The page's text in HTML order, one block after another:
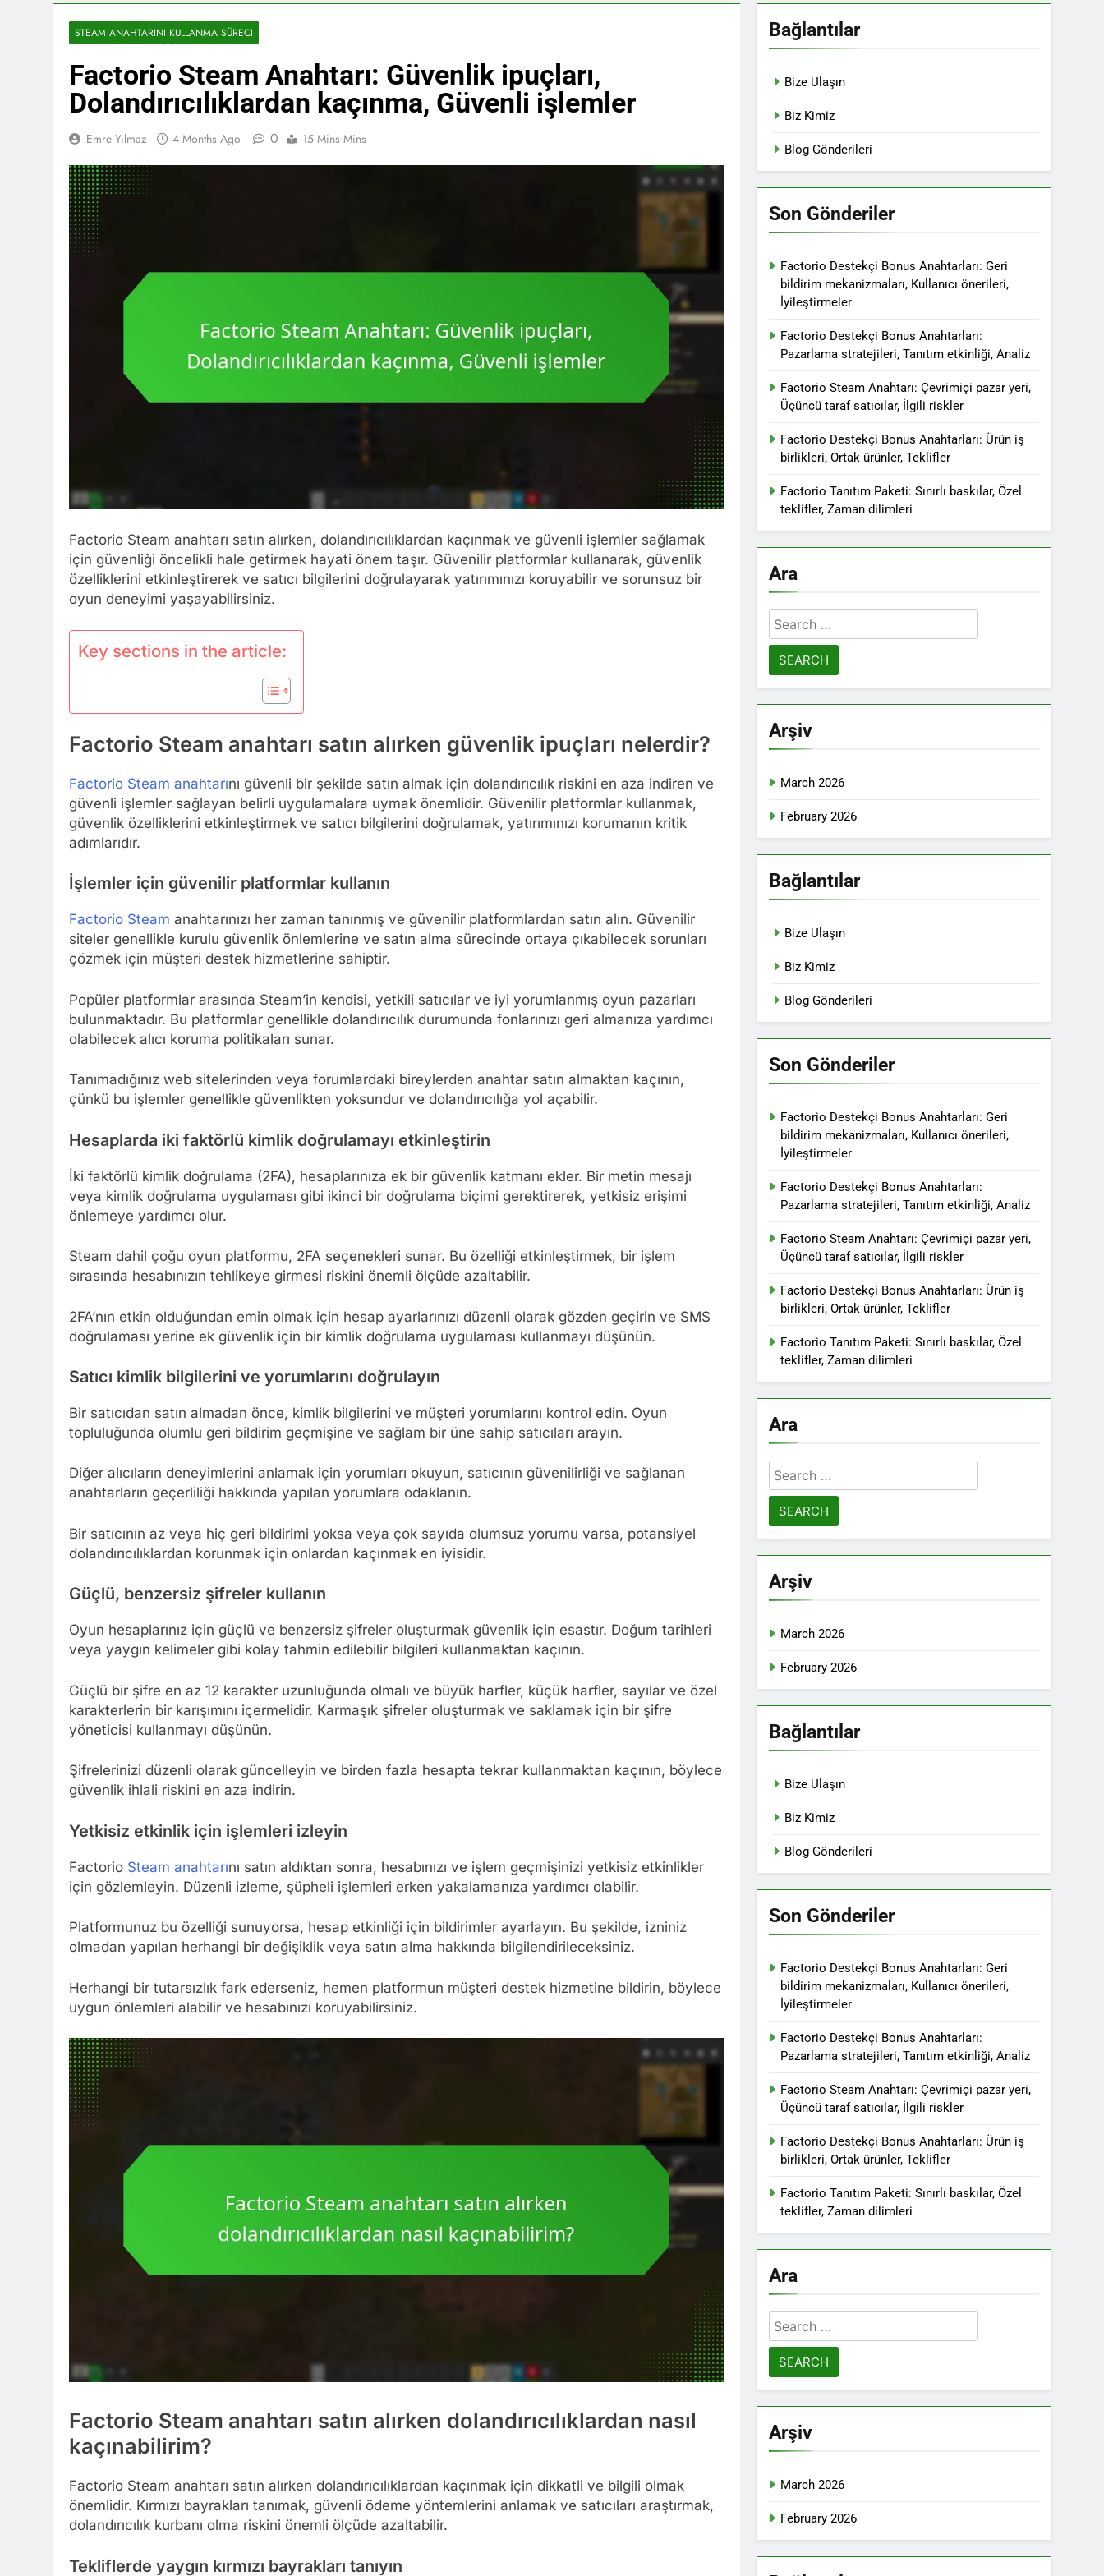
STEAM ANAHTARINI KULLANMA SÜRECI
Factorio Steam Anahtarı: Güvenlik ipuçları,
Dolandırıcılıklardan kaçınma, Güvenli işlemler
Emre Yılmaz 4 Months Ago 0 15 Mins Mins
Factorio Steam anahtarı satın alırken, dolandırıcılıklardan kaçınmak ve güvenli işlemler sağlamak
için güvenliği öncelikli hale getirmek hayati önem taşır. Güvenilir platformlar kullanarak, güvenlik
özelliklerini etkinleştirerek ve satıcı bilgilerini doğrulayarak yatırımınızı koruyabilir ve sorunsuz bir
oyun deneyimi yaşayabilirsiniz.
Key sections in the article:
Factorio Steam anahtarı satın alırken güvenlik ipuçları nelerdir?
Factorio Steam anahtarını güvenli bir şekilde satın almak için dolandırıcılık riskini en aza indiren ve
güvenli işlemler sağlayan belirli uygulamalara uymak önemlidir. Güvenilir platformlar kullanmak,
güvenlik özelliklerini etkinleştirmek ve satıcı bilgilerini doğrulamak, yatırımınızı korumanın kritik
adımlarıdır.
İşlemler için güvenilir platformlar kullanın
Factorio Steam anahtarınızı her zaman tanınmış ve güvenilir platformlardan satın alın. Güvenilir
siteler genellikle kurulu güvenlik önlemlerine ve satın alma sürecinde ortaya çıkabilecek sorunları
çözmek için müşteri destek hizmetlerine sahiptir.
Popüler platformlar arasında Steam’in kendisi, yetkili satıcılar ve iyi yorumlanmış oyun pazarları
bulunmaktadır. Bu platformlar genellikle dolandırıcılık durumunda fonlarınızı geri almanıza yardımcı
olabilecek alıcı koruma politikaları sunar.
Tanımadığınız web sitelerinden veya forumlardaki bireylerden anahtar satın almaktan kaçının,
çünkü bu işlemler genellikle güvenlikten yoksundur ve dolandırıcılığa yol açabilir.
Hesaplarda iki faktörlü kimlik doğrulamayı etkinleştirin
İki faktörlü kimlik doğrulama (2FA), hesaplarınıza ek bir güvenlik katmanı ekler. Bir metin mesajı
veya kimlik doğrulama uygulaması gibi ikinci bir doğrulama biçimi gerektirerek, yetkisiz erişimi
önlemeye yardımcı olur.
Steam dahil çoğu oyun platformu, 2FA seçenekleri sunar. Bu özelliği etkinleştirmek, bir işlem
sırasında hesabınızın tehlikeye girmesi riskini önemli ölçüde azaltabilir.
2FA’nın etkin olduğundan emin olmak için hesap ayarlarınızı düzenli olarak gözden geçirin ve SMS
doğrulaması yerine ek güvenlik için bir kimlik doğrulama uygulaması kullanmayı düşünün.
Satıcı kimlik bilgilerini ve yorumlarını doğrulayın
Bir satıcıdan satın almadan önce, kimlik bilgilerini ve müşteri yorumlarını kontrol edin. Oyun
topluluğunda olumlu geri bildirim geçmişine ve sağlam bir üne sahip satıcıları arayın.
Diğer alıcıların deneyimlerini anlamak için yorumları okuyun, satıcının güvenilirliği ve sağlanan
anahtarların geçerliliği hakkında yapılan yorumlara odaklanın.
Bir satıcının az veya hiç geri bildirimi yoksa veya çok sayıda olumsuz yorumu varsa, potansiyel
dolandırıcılıklardan korunmak için onlardan kaçınmak en iyisidir.
Güçlü, benzersiz şifreler kullanın
Oyun hesaplarınız için güçlü ve benzersiz şifreler oluşturmak güvenlik için esastır. Doğum tarihleri
veya yaygın kelimeler gibi kolay tahmin edilebilir bilgileri kullanmaktan kaçının.
Güçlü bir şifre en az 12 karakter uzunluğunda olmalı ve büyük harfler, küçük harfler, sayılar ve özel
karakterlerin bir karışımını içermelidir. Karmaşık şifreler oluşturmak ve saklamak için bir şifre
yöneticisi kullanmayı düşünün.
Şifrelerinizi düzenli olarak güncelleyin ve birden fazla hesapta tekrar kullanmaktan kaçının, böylece
güvenlik ihlali riskini en aza indirin.
Yetkisiz etkinlik için işlemleri izleyin
Factorio Steam anahtarını satın aldıktan sonra, hesabınızı ve işlem geçmişinizi yetkisiz etkinlikler
için gözlemleyin. Düzenli izleme, şüpheli işlemleri erken yakalamanıza yardımcı olabilir.
Platformunuz bu özelliği sunuyorsa, hesap etkinliği için bildirimler ayarlayın. Bu şekilde, izniniz
olmadan yapılan herhangi bir değişiklik veya satın alma hakkında bilgilendirileceksiniz.
Herhangi bir tutarsızlık fark ederseniz, hemen platformun müşteri destek hizmetine bildirin, böylece
uygun önlemleri alabilir ve hesabınızı koruyabilirsiniz.
Factorio Steam anahtarı satın alırken dolandırıcılıklardan nasıl
kaçınabilirim?
Factorio Steam anahtarı satın alırken dolandırıcılıklardan kaçınmak için dikkatli ve bilgili olmak
önemlidir. Kırmızı bayrakları tanımak, güvenli ödeme yöntemlerini anlamak ve satıcıları araştırmak,
dolandırıcılık kurbanı olma riskini önemli ölçüde azaltabilir.
Tekliflerde yaygın kırmızı bayrakları tanıyın
Bağlantılar
Bize Ulaşın
Biz Kimiz
Blog Gönderileri
Son Gönderiler
Factorio Destekçi Bonus Anahtarları: Geri
bildirim mekanizmaları, Kullanıcı önerileri,
İyileştirmeler
Factorio Destekçi Bonus Anahtarları:
Pazarlama stratejileri, Tanıtım etkinliği, Analiz
Factorio Steam Anahtarı: Çevrimiçi pazar yeri,
Üçüncü taraf satıcılar, İlgili riskler
Factorio Destekçi Bonus Anahtarları: Ürün iş
birlikleri, Ortak ürünler, Teklifler
Factorio Tanıtım Paketi: Sınırlı baskılar, Özel
teklifler, Zaman dilimleri
Ara
Search
for:
Arşiv
March 2026
February 2026
Bağlantılar
Bize Ulaşın
Biz Kimiz
Blog Gönderileri
Son Gönderiler
Factorio Destekçi Bonus Anahtarları: Geri
bildirim mekanizmaları, Kullanıcı önerileri,
İyileştirmeler
Factorio Destekçi Bonus Anahtarları:
Pazarlama stratejileri, Tanıtım etkinliği, Analiz
Factorio Steam Anahtarı: Çevrimiçi pazar yeri,
Üçüncü taraf satıcılar, İlgili riskler
Factorio Destekçi Bonus Anahtarları: Ürün iş
birlikleri, Ortak ürünler, Teklifler
Factorio Tanıtım Paketi: Sınırlı baskılar, Özel
teklifler, Zaman dilimleri
Ara
Search
for:
Arşiv
March 2026
February 2026
Bağlantılar
Bize Ulaşın
Biz Kimiz
Blog Gönderileri
Son Gönderiler
Factorio Destekçi Bonus Anahtarları: Geri
bildirim mekanizmaları, Kullanıcı önerileri,
İyileştirmeler
Factorio Destekçi Bonus Anahtarları:
Pazarlama stratejileri, Tanıtım etkinliği, Analiz
Factorio Steam Anahtarı: Çevrimiçi pazar yeri,
Üçüncü taraf satıcılar, İlgili riskler
Factorio Destekçi Bonus Anahtarları: Ürün iş
birlikleri, Ortak ürünler, Teklifler
Factorio Tanıtım Paketi: Sınırlı baskılar, Özel
teklifler, Zaman dilimleri
Ara
Search
for:
Arşiv
March 2026
February 2026